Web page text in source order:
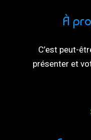
À
C’est peut-
présenter et